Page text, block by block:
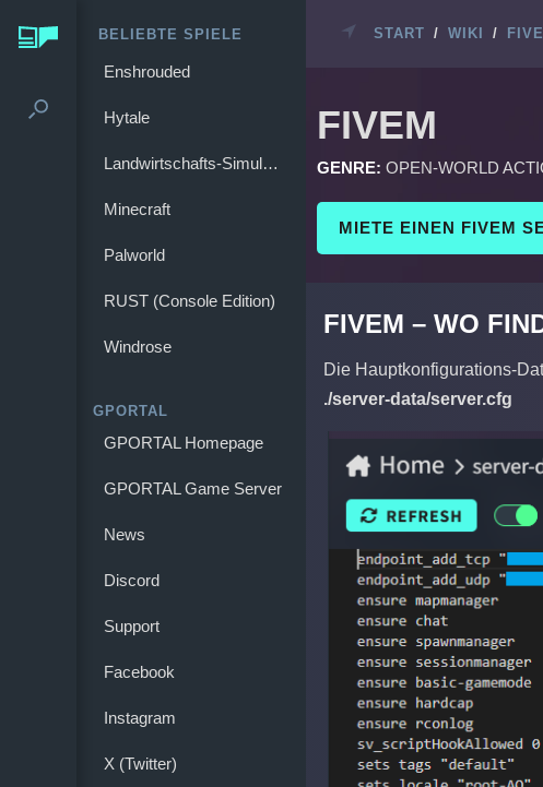
BELIEBTE SPIELE
Enshrouded
Hytale
Landwirtschafts-Simulator 25
Minecraft
Palworld
RUST (Console Edition)
Windrose
GPORTAL
GPORTAL Homepage
GPORTAL Game Server
News
Discord
Support
Facebook
Instagram
X (Twitter)
START / WIKI /
FIVEM
GENRE: OPEN-WORLD
MIETE EINEN FIVEM
FIVEM – WO
Die Hauptkonfigurations-
./server-data/server.cfg